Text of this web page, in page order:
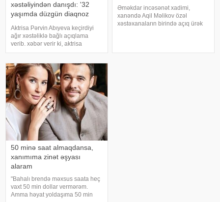
xəstəliyindən danışdı: '32
yaşımda düzgün diaqnoz
Aktrisa Pərvin Abıyeva keçirdiyi
ağır xəstəliklə bağlı açıqlama
verib. xəbər verir ki, aktrisa
axlorhidriya xəstəliyindən əziyyət
diaqnoz qoyula bilmədiyini
bildirib. "Bu əməliyyat
Azərbaycand
Əməkdar incəsənət xadimi,
xanəndə Aqil Məlikov özəl
xəstəxanaların birində açıq ürək
50 minə saat almaqdansa,
xanımıma zinət əşyası
alaram
"Bahalı brendə məxsus saata heç
vaxt 50 min dollar vermərəm.
Amma həyat yoldaşıma 50 min